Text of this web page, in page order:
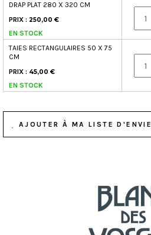
DRAP PLAT 280 X 320 CM
PRIX : 250,00 €
EN STOCK
TAIES RECTANGULAIRES 50 X 75
CM
PRIX : 45,00 €
EN STOCK
AJOUTER À MA LISTE D'ENVIE